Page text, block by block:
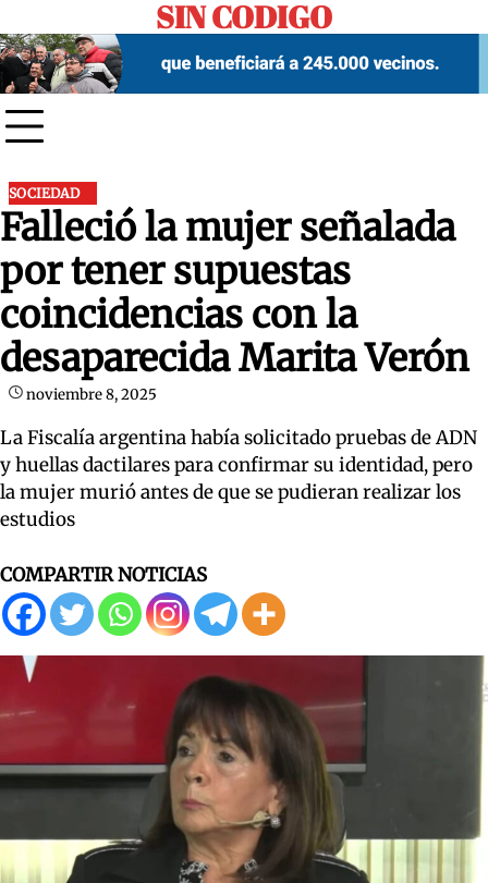
to
content
SIN CODIGO
SOCIEDAD
Falleció la mujer señalada
por tener supuestas
coincidencias con la
desaparecida Marita Verón
noviembre 8, 2025
La Fiscalía argentina había solicitado pruebas de ADN
y huellas dactilares para confirmar su identidad, pero
la mujer murió antes de que se pudieran realizar los
estudios
COMPARTIR NOTICIAS